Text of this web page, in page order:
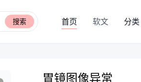
搜索 首页 软文 分类
胃镜图像异常